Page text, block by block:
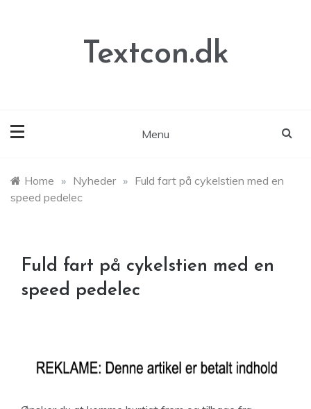
Textcon.dk
Menu
Home » Nyheder » Fuld fart på cykelstien med en
speed pedelec
Fuld fart på cykelstien med en
speed pedelec